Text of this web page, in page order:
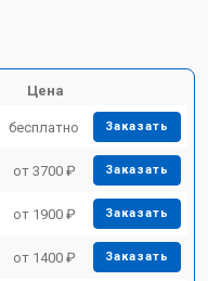
Цена
бесплатно Заказать
от 3700 ₽ Заказать
от 1900 ₽ Заказать
от 1400 ₽ Заказать